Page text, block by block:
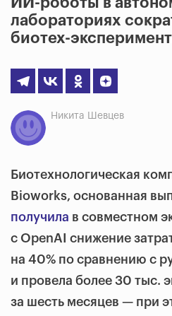
лабораториях
биотех-
Никита Шевцев
Биотехнологическая
Bioworks, основанная
получила в совместном
с OpenAI снижение
на 40% по сравнению с
и провела более 30 тыс.
за шесть месяцев — при